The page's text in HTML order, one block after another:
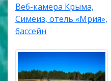
Веб-камера Крыма,
Симеиз, отель «Мрия»,
бассейн